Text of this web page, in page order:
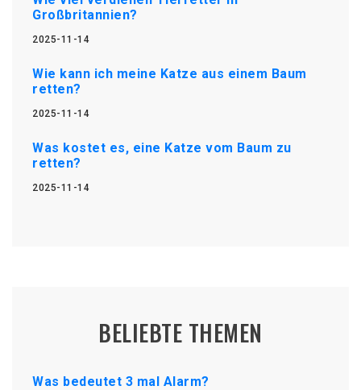
Großbritannien?
2025-11-14
Wie kann ich meine Katze aus einem Baum
retten?
2025-11-14
Was kostet es, eine Katze vom Baum zu
retten?
2025-11-14
BELIEBTE THEMEN
Was bedeutet 3 mal Alarm?